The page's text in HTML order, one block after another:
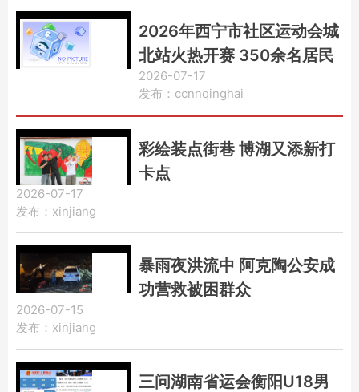
2026年西宁市社区运动会城
北站火热开赛 350余名居民
共赴家门口的趣味运动之约
2026-07-17
发布：ccnnqinghai
彩绘装点街巷 博湖又添新打
卡点
2026-07-17
发布：xinjiang
暴雨夜洪流中 阿克陶公安成
功营救被困群众
2026-07-15
发布：xinjiang
三问湖南省运会衡阳U18男